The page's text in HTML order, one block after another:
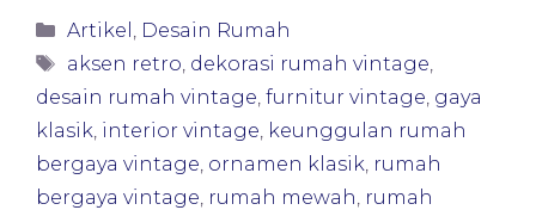
Categories
Artikel , Desain Rumah
Tags
aksen retro, dekorasi rumah vintage,
desain rumah vintage, furnitur vintage, gaya
klasik, interior vintage, keunggulan rumah
bergaya vintage, ornamen klasik, rumah
bergaya vintage, rumah mewah, rumah